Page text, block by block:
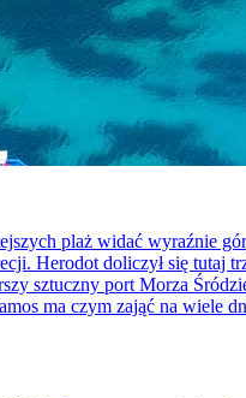
plaż widać wyraźnie
Herodot doliczył się tutaj
sztuczny port Morza
ma czym zająć na wiele